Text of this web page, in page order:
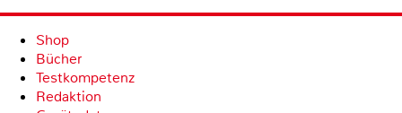
Shop
Bücher
Testkompetenz
Redaktion